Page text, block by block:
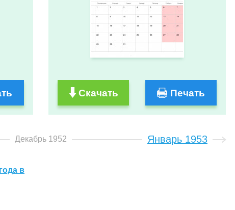
Скачать Печать
Декабрь 1952 Январь 1953
в